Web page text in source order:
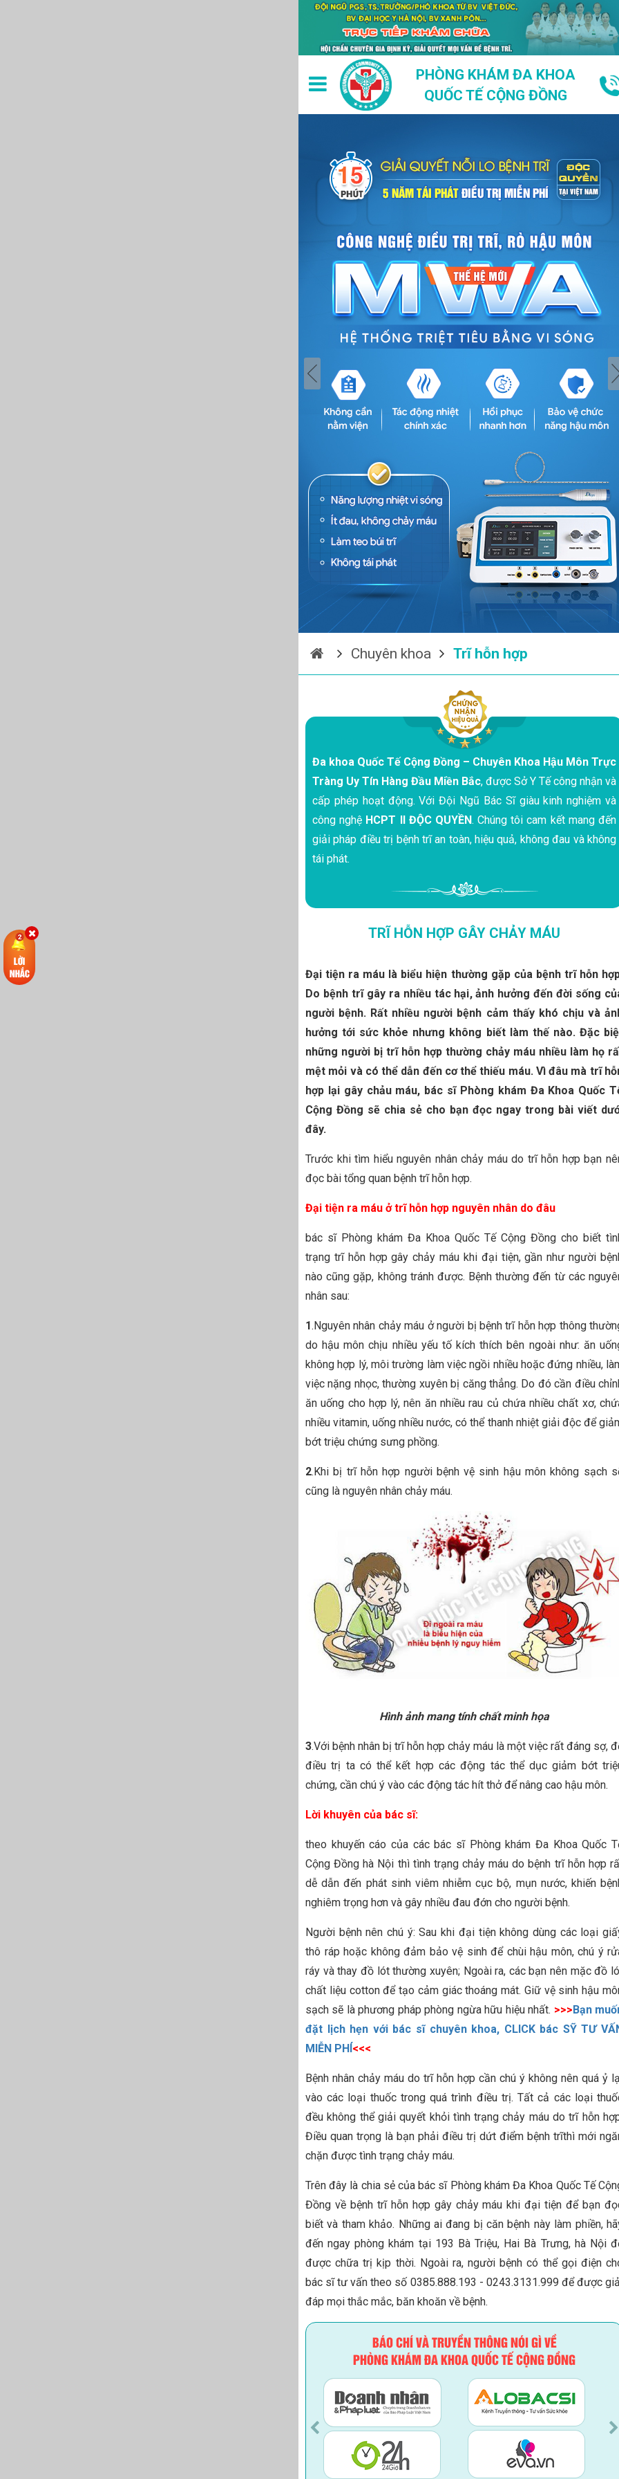
PHÒNG KHÁM ĐA KHOA
QUỐC TẾ CỘNG ĐỒNG
Chuyên khoa Trĩ hỗn hợp
Đa khoa Quốc Tế Cộng Đồng – Chuyên Khoa Hậu Môn Trực
Tràng Uy Tín Hàng Đầu Miền Bắc, được Sở Y Tế công nhận và
cấp phép hoạt động. Với Đội Ngũ Bác Sĩ giàu kinh nghiệm và
công nghệ HCPT II ĐỘC QUYỀN. Chúng tôi cam kết mang đến
giải pháp điều trị bệnh trĩ an toàn, hiệu quả, không đau và không
tái phát.
TRĨ HỖN HỢP GÂY CHẢY MÁU
Đại tiện ra máu là biểu hiện thường gặp của bệnh trĩ hỗn
Do bệnh trĩ gây ra nhiều tác hại, ảnh hưởng đến đời sống
người bệnh. Rất nhiều người bệnh cảm thấy khó chịu và
hưởng tới sức khỏe nhưng không biết làm thế nào. Đặc
những người bị trĩ hỗn hợp thường chảy máu nhiều làm họ
mệt mỏi và có thể dẫn đến cơ thể thiếu máu. Vì đâu mà trĩ
hợp lại gây chảu máu, bác sĩ Phòng khám Đa Khoa Quốc
Cộng Đồng sẽ chia sẻ cho bạn đọc ngay trong bài viết
đây.
Trước khi tìm hiểu nguyên nhân chảy máu do trĩ hỗn hợp bạn
đọc bài tổng quan bệnh trĩ hỗn hợp.
Đại tiện ra máu ở trĩ hỗn hợp nguyên nhân do đâu
bác sĩ Phòng khám Đa Khoa Quốc Tế Cộng Đồng cho biết
trạng trĩ hỗn hợp gây chảy máu khi đại tiện, gần như người
nào cũng gặp, không tránh được. Bệnh thường đến từ các
nhân sau:
1.Nguyên nhân chảy máu ở người bị bệnh trĩ hỗn hợp thông
do hậu môn chịu nhiều yếu tố kích thích bên ngoài như: ăn
không hợp lý, môi trường làm việc ngồi nhiều hoặc đứng nhiều,
việc nặng nhọc, thường xuyên bị căng thẳng. Do đó cần điều
ăn uống cho hợp lý, nên ăn nhiều rau củ chứa nhiều chất xơ,
nhiều vitamin, uống nhiều nước, có thể thanh nhiệt giải độc để
bớt triệu chứng sưng phồng.
2.Khi bị trĩ hỗn hợp người bệnh vệ sinh hậu môn không sạch
cũng là nguyên nhân chảy máu.
Hình ảnh mang tính chất minh họa
3.Với bệnh nhân bị trĩ hỗn hợp chảy máu là một việc rất đáng sợ,
điều trị ta có thể kết hợp các động tác thể dục giảm bớt
chứng, cần chú ý vào các động tác hít thở để nâng cao hậu môn.
Lời khuyên của bác sĩ:
theo khuyến cáo của các bác sĩ Phòng khám Đa Khoa Quốc
Cộng Đồng hà Nội thì tình trạng chảy máu do bệnh trĩ hỗn hợp
dễ dẫn đến phát sinh viêm nhiễm cục bộ, mụn nước, khiến
nghiêm trọng hơn và gây nhiều đau đớn cho người bệnh.
Người bệnh nên chú ý: Sau khi đại tiện không dùng các loại
thô ráp hoặc không đảm bảo vệ sinh để chùi hậu môn, chú ý
ráy và thay đồ lót thường xuyên; Ngoài ra, các bạn nên mặc đồ
chất liệu cotton để tạo cảm giác thoáng mát. Giữ vệ sinh hậu
sạch sẽ là phương pháp phòng ngừa hữu hiệu nhất. >>> Bạn
đặt lịch hẹn với bác sĩ chuyên khoa, CLICK bác SỸ TƯ
MIỄN PHÍ <<<
Bệnh nhân chảy máu do trĩ hỗn hợp cần chú ý không nên quá ỷ
vào các loại thuốc trong quá trình điều trị. Tất cả các loại
đều không thể giải quyết khỏi tình trạng chảy máu do trĩ hỗn
Điều quan trọng là bạn phải điều trị dứt điểm bệnh trĩthì mới
chặn được tình trạng chảy máu.
Trên đây là chia sẻ của bác sĩ Phòng khám Đa Khoa Quốc Tế
Đồng về bệnh trĩ hỗn hợp gây chảy máu khi đại tiện để bạn
biết và tham khảo. Những ai đang bị căn bệnh này làm phiền,
đến ngay phòng khám tại 193 Bà Triệu, Hai Bà Trưng, hà Nội
được chữa trị kịp thời. Ngoài ra, người bệnh có thể gọi điện
bác sĩ tư vấn theo số 0385.888.193 - 0243.3131.999 để được
đáp mọi thắc mắc, băn khoăn về bệnh.
BÁO CHÍ VÀ TRUYỀN THÔNG NÓI GÌ VỀ
PHÒNG KHÁM ĐA KHOA QUỐC TẾ CỘNG ĐỒNG